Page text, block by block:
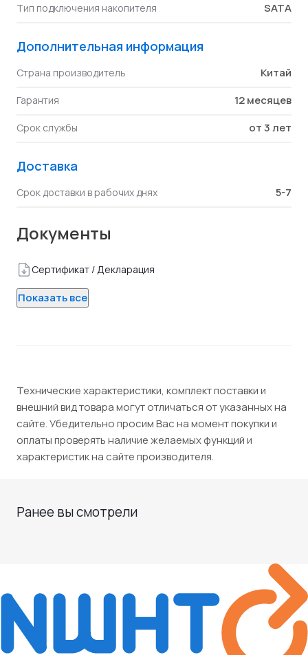
Тип подключения накопителя SATA
Дополнительная информация
Страна производитель Китай
Гарантия 12 месяцев
Срок службы от 3 лет
Доставка
Срок доставки в рабочих днях 5-7
Документы
Сертификат / Декларация
Показать все
Технические характеристики, комплект поставки и
внешний вид товара могут отличаться от указанных на
сайте. Убедительно просим Вас на момент покупки и
оплаты проверять наличие желаемых функций и
характеристик на сайте производителя.
Ранее вы смотрели